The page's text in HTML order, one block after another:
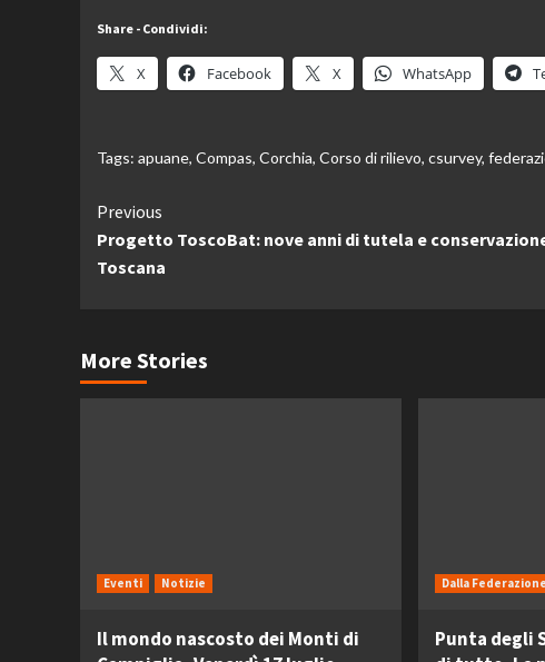
Share - Condividi:
X Facebook X WhatsApp
Tags: apuane, Compas, Corchia, Corso di rilievo, csurvey,
Continue
Reading
Previous
Progetto ToscoBat: nove anni di tutela e
Toscana
More Stories
Eventi Notizie
Il mondo nascosto dei Monti di
Dalla Federazione
Punta degli